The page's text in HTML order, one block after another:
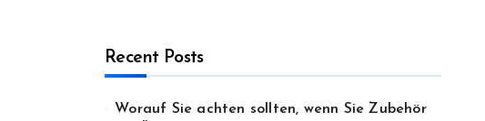
Recent Posts
Worauf Sie achten sollten, wenn Sie Zubehör